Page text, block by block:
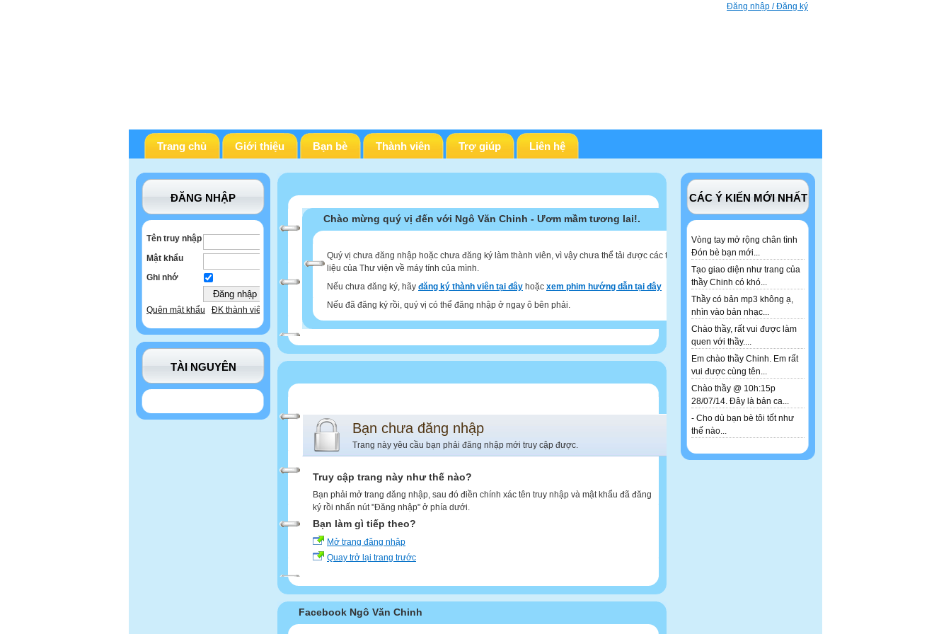
Đăng nhập / Đăng ký
Trang chủ Giới thiệu Bạn bè Thành viên Trợ giúp Liên hệ
ĐĂNG NHẬP
Tên truy nhập
Mật khẩu
Ghi nhớ
Quên mật khẩu ĐK thành viên
TÀI NGUYÊN
CÁC Ý KIẾN MỚI NHẤT
Vòng tay mở rộng chân tình
Đón bè bạn mới...
Tạo giao diện như trang của
thầy Chinh có khó...
Thầy có bản mp3 không ạ,
nhìn vào bản nhạc...
Chào thầy, rất vui được làm
quen với thầy....
Em chào thầy Chinh. Em rất
vui được cùng tên...
Chào thầy @ 10h:15p
28/07/14. Đây là bản ca...
- Cho dù bạn bè tôi tốt như
thế nào...
Chào mừng quý vị đến với Ngô Văn Chinh - Ươm mầm tương lai!.
Quý vị chưa đăng nhập hoặc chưa đăng ký làm thành viên, vì vậy chưa thể tải được các tư
liệu của Thư viện về máy tính của mình.
Nếu chưa đăng ký, hãy đăng ký thành viên tại đây hoặc xem phim hướng dẫn tại đây
Nếu đã đăng ký rồi, quý vị có thể đăng nhập ở ngay ô bên phải.
Bạn chưa đăng nhập
Trang này yêu cầu bạn phải đăng nhập mới truy cập được.
Truy cập trang này như thế nào?
Bạn phải mở trang đăng nhập, sau đó điền chính xác tên truy nhập và mật khẩu đã đăng
ký rồi nhấn nút "Đăng nhập" ở phía dưới.
Bạn làm gì tiếp theo?
Mở trang đăng nhập
Quay trở lại trang trước
Facebook Ngô Văn Chinh